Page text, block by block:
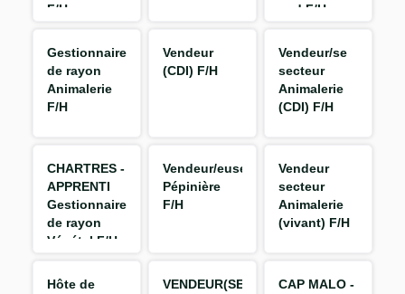
F/H
end F/H
Gestionnaire
de rayon
Animalerie
F/H
Vendeur
(CDI) F/H
Vendeur/se
secteur
Animalerie
(CDI) F/H
CHARTRES -
APPRENTI
Gestionnaire
de rayon
Végétal F/H
Vendeur/euse
Pépinière
F/H
Vendeur
secteur
Animalerie
(vivant) F/H
Hôte de
VENDEUR(SE)
CAP MALO -